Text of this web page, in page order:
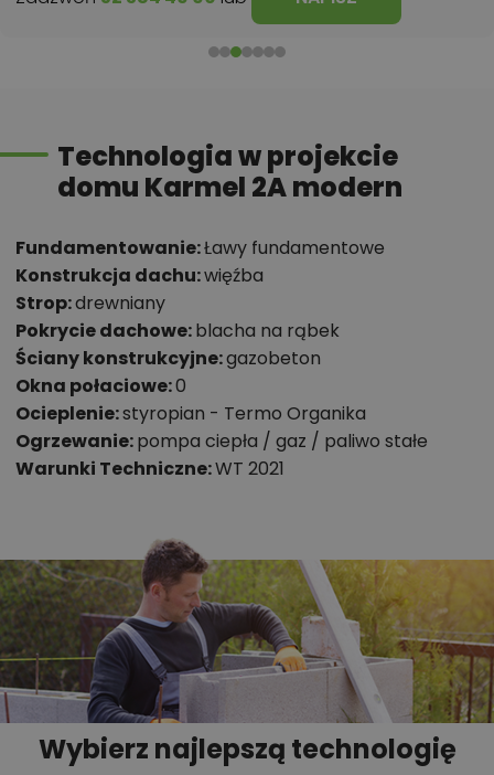
Technologia w projekcie
domu Karmel 2A modern
Fundamentowanie:Ławy fundamentowe
Konstrukcja dachu:więźba
Strop:drewniany
Pokrycie dachowe:blacha na rąbek
Ściany konstrukcyjne:gazobeton
Okna połaciowe:0
Ocieplenie:styropian - Termo Organika
Ogrzewanie:pompa ciepła / gaz / paliwo stałe
Warunki Techniczne:WT 2021
Wybierz najlepszą technologię